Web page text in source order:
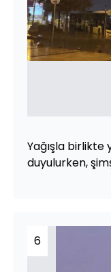
Yağışla
duyulurken,
6